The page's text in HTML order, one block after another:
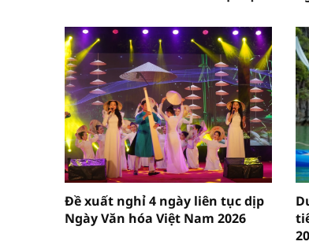
Đề xuất nghỉ 4 ngày liên tục dịp
Ngày Văn hóa Việt Nam 2026